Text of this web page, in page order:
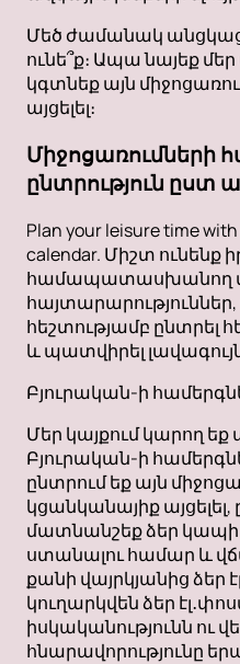
Մեծ ժամանակ
ունե՞ք։ Ապա նայեք
կգտնեք այն
այցելել։
Միջոցառումների
ընտրություն ըստ
Plan your leisure time
calendar. Միշտ ունենք
համապատասխանող
հեշտությամբ ընտրել
և պատվիրել
Բյուրական-ի
Մեր կայքում կարող
Բյուրական-ի
ընտրում եք այն
կցանկանայիք
մատնանշեք ձեր կապի
ստանալու համար և
քանի վայրկյանից ձեր
կուղարկվեն ձեր
իսկականությունն ու
հնարավորությունը